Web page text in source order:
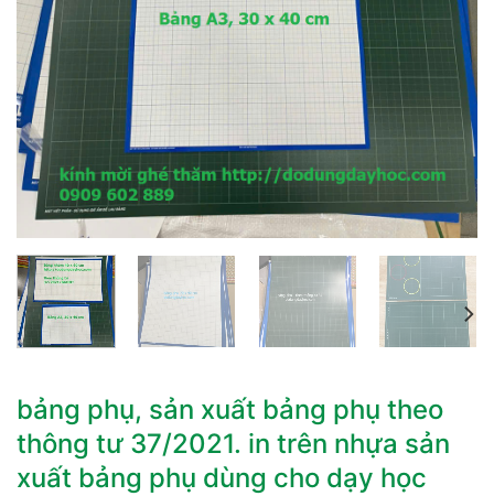
bảng phụ, sản xuất bảng phụ theo
thông tư 37/2021. in trên nhựa sản
xuất bảng phụ dùng cho dạy học